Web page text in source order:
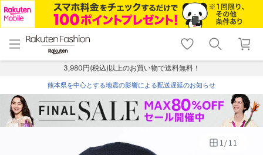
menu home
トップ
shopping_cart lock_outline
ログイン
3,980円(税込)以上のお買い物で送料無料！
熊本県を中心とする地震の影響による配送遅延のお知らせ
1/11